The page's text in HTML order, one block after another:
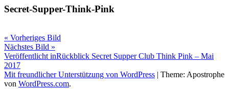
Secret-Supper-Think-Pink
« Vorheriges Bild
Nächstes Bild »
Beitragsnavigation
Veröffentlicht inRückblick Secret Supper Club Think Pink – Mai
2017
Mit freundlicher Unterstützung von WordPress | Theme: Apostrophe
von WordPress.com.